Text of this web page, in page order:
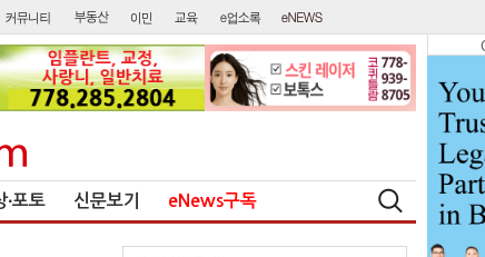
∙포토 신문보기 eNews구독